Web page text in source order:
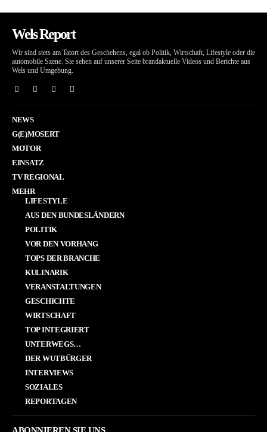
Wels Report
Wir sind stets am Tatort des Geschehens, egal ob Politik, Wirtschaft, Lifestyle oder die
automobile Szene. Sie sehen auf unserer Seite brandaktuelle Videos und Berichte aus
Wels und Umgebung.
NEWS
G(E)MOSERT
MOTOR
EINSATZ
TV REGIONAL
MEHR
LIFESTYLE
AUS DEN BUNDESLÄNDERN
POLITIK
VOR DEN VORHANG
TOPS DER BRANCHE
KULINARIK
VERANSTALTUNGEN
GESCHICHTE
WIRTSCHAFT
TOP INTEGRIERT
UNTERWEGS…
DER WUTBÜRGER
INTERVIEWS
SOZIALES
REPORTAGEN